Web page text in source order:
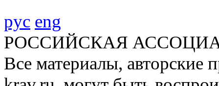
рус eng
РОССИЙСКАЯ
Все материалы, авторские